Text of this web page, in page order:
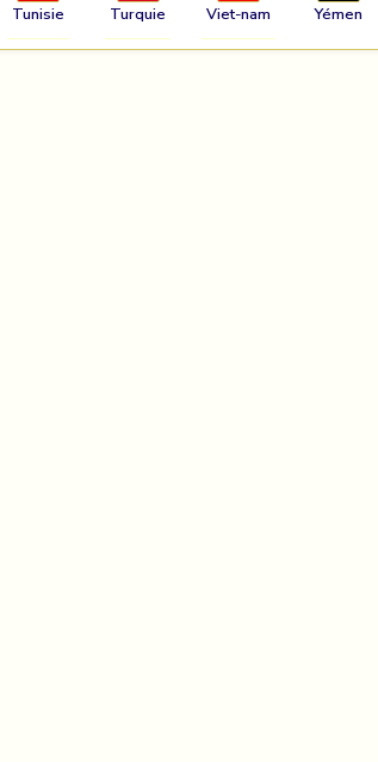
Tunisie Turquie Viet-nam Yémen